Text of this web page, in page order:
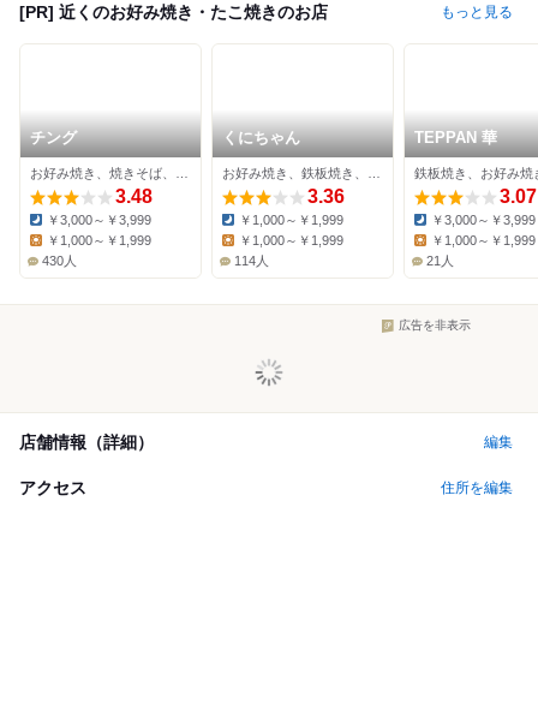
[PR] 近くのお好み焼き・たこ焼きのお店 もっと見る
チング
3.48
Dinner:
￥3,000～￥3,999
￥1,000～￥1,999
430人
くにちゃん
3.36
Dinner:
￥1,000～￥1,999
￥1,000～￥1,999
114人
TEPPAN 華
3.07
Dinner:
￥3,000～￥3,999
Lunch:
￥1,000～￥1,999
21人
広告を非表示
店舗情報（詳細） 編集
アクセス 住所を編集